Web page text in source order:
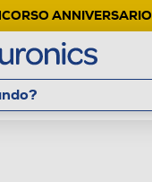
ANNIVERSARIO